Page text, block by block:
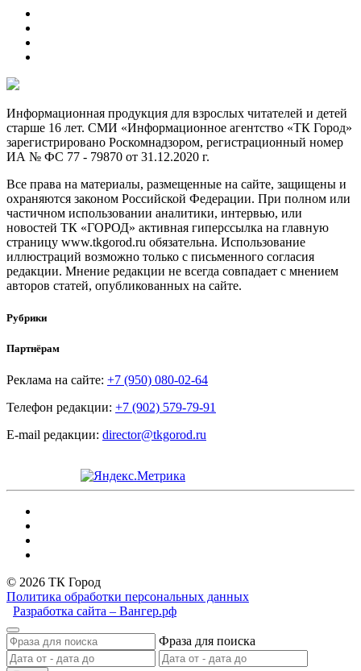
Информационная продукция для взрослых читателей и детей
старше 16 лет. СМИ «Информационное агентство «ТК Город»
зарегистрировано Роскомнадзором, регистрационный номер
ИА № ФС 77 - 79870 от 31.12.2020 г.
Все права на материалы, размещенные на сайте, защищены и
охраняются законом Российской Федерации. При полном или
частичном использовании аналитики, интервью, или
новостей ТК «ГОРОД» активная гиперссылка на главную
страницу www.tkgorod.ru обязательна. Использование
иллюстраций возможно только с письменного согласия
редакции. Мнение редакции не всегда совпадает с мнением
авторов статей, опубликованных на сайте.
Рубрики
Партнёрам
Реклама на сайте: +7 (950) 080-02-64
Телефон редакции: +7 (902) 579-79-91
E-mail редакции: director@tkgorod.ru
© 2026 ТК Город
Политика обработки персональных данных
Разработка сайта – Вангер.рф
Фраза для поиска